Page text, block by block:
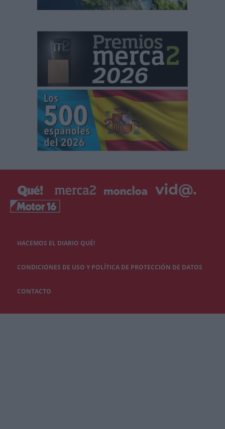
HACEMOS EL DIARIO QUÉ!
CONDICIONES DE USO Y POLÍTICA DE PROTECCIÓN DE DATOS
CONTACTO